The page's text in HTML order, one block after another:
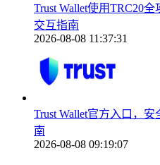
Trust Wallet使用TRC20
交互指南
2026-08-08 11:37:31
Trust Wallet官方入口，
南
2026-08-08 09:19:07